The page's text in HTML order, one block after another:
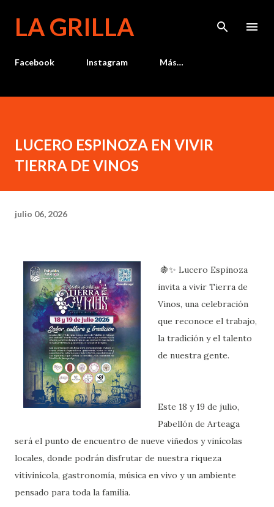
LA GRILLA
Facebook Instagram Más…
LUCERO ESPINOZA EN VIVIR
TIERRA DE VINOS
julio 06, 2026
🍇✨ Lucero Espinoza
invita a vivir Tierra de
Vinos, una celebración
que reconoce el trabajo,
la tradición y el talento
de nuestra gente.
Este 18 y 19 de julio,
Pabellón de Arteaga
será el punto de encuentro de nueve viñedos y vinícolas
locales, donde podrán disfrutar de nuestra riqueza
vitivinícola, gastronomía, música en vivo y un ambiente
pensado para toda la familia.